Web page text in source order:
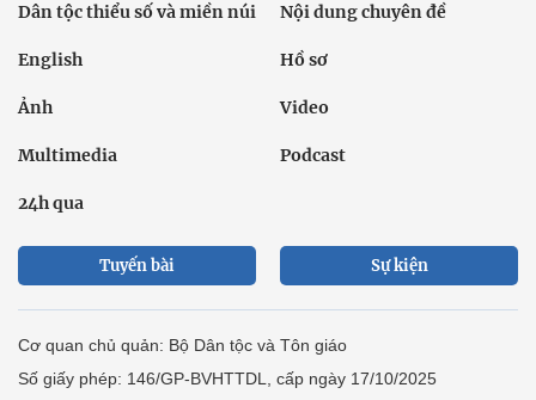
Dân tộc thiểu số và miền núi Nội dung chuyên đề
English Hồ sơ
Ảnh Video
Multimedia Podcast
24h qua
Tuyến bài Sự kiện
Cơ quan chủ quản: Bộ Dân tộc và Tôn giáo
Số giấy phép: 146/GP-BVHTTDL, cấp ngày 17/10/2025